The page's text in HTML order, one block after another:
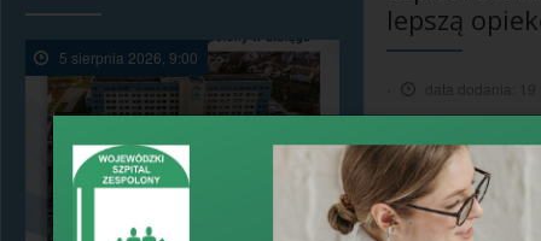
5 sierpnia 2026, 9:00
lepszą